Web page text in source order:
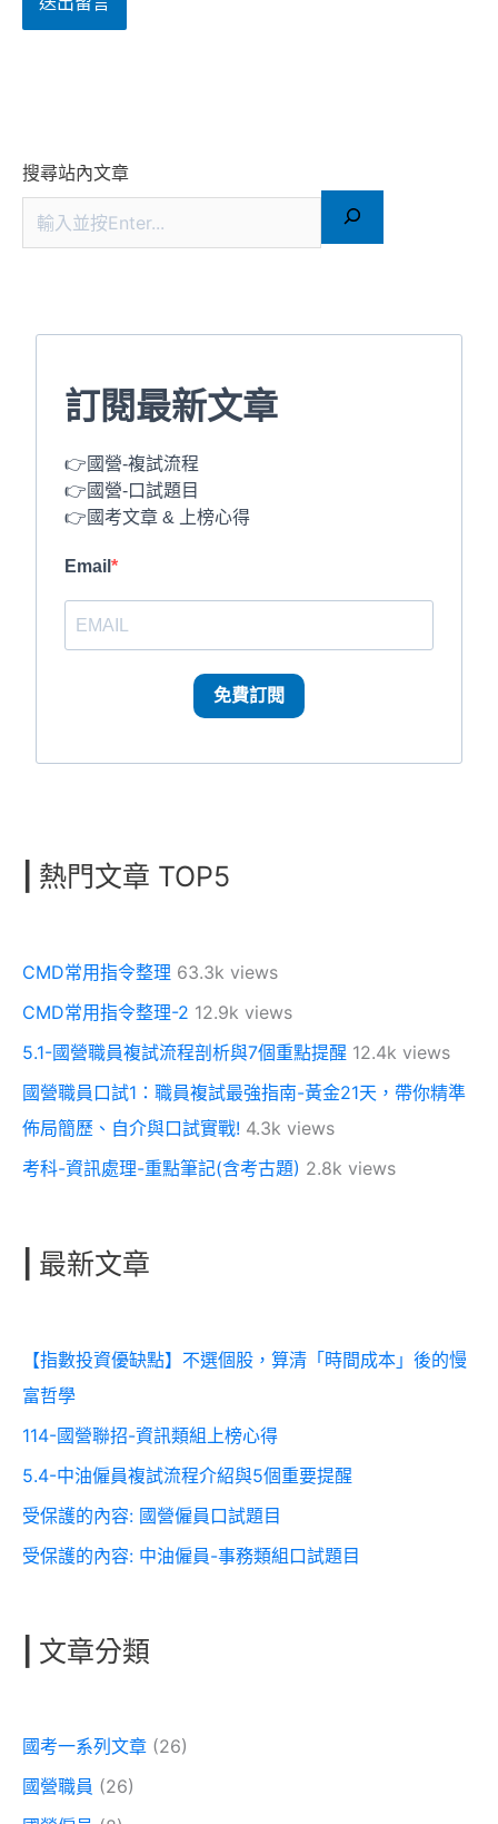
搜尋站內文章
訂閱最新文章
👉國營-複試流程
👉國營-口試題目
👉國考文章 & 上榜心得
Email
免費訂閱
熱門文章 TOP5
CMD常用指令整理 63.3k views
CMD常用指令整理-2 12.9k views
5.1-國營職員複試流程剖析與7個重點提醒 12.4k views
國營職員口試1：職員複試最強指南-黃金21天，帶你精準
佈局簡歷、自介與口試實戰! 4.3k views
考科-資訊處理-重點筆記(含考古題) 2.8k views
最新文章
【指數投資優缺點】不選個股，算清「時間成本」後的慢
富哲學
114-國營聯招-資訊類組上榜心得
5.4-中油僱員複試流程介紹與5個重要提醒
受保護的內容: 國營僱員口試題目
受保護的內容: 中油僱員-事務類組口試題目
文章分類
國考一系列文章 (26)
國營職員 (26)